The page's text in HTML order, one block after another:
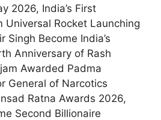
2026, India’s First
Universal Rocket Launching
Singh Become India’s
Anniversary of Rash
Awarded Padma
General of Narcotics
Ratna Awards 2026,
Second Billionaire